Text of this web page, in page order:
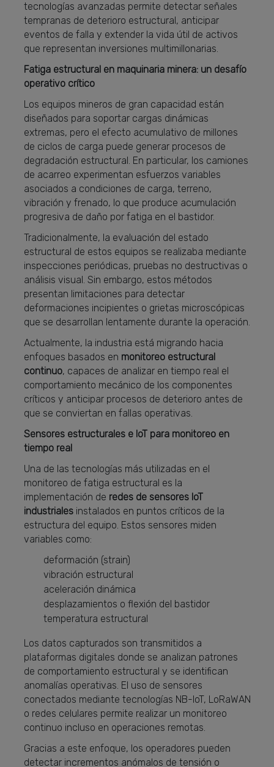
tecnologías avanzadas permite detectar señales
tempranas de deterioro estructural, anticipar
eventos de falla y extender la vida útil de activos
que representan inversiones multimillonarias.
Fatiga estructural en maquinaria minera: un desafío
operativo crítico
Los equipos mineros de gran capacidad están
diseñados para soportar cargas dinámicas
extremas, pero el efecto acumulativo de millones
de ciclos de carga puede generar procesos de
degradación estructural. En particular, los camiones
de acarreo experimentan esfuerzos variables
asociados a condiciones de carga, terreno,
vibración y frenado, lo que produce acumulación
progresiva de daño por fatiga en el bastidor.
Tradicionalmente, la evaluación del estado
estructural de estos equipos se realizaba mediante
inspecciones periódicas, pruebas no destructivas o
análisis visual. Sin embargo, estos métodos
presentan limitaciones para detectar
deformaciones incipientes o grietas microscópicas
que se desarrollan lentamente durante la operación.
Actualmente, la industria está migrando hacia
enfoques basados en monitoreo estructural
continuo, capaces de analizar en tiempo real el
comportamiento mecánico de los componentes
críticos y anticipar procesos de deterioro antes de
que se conviertan en fallas operativas.
Sensores estructurales e IoT para monitoreo en
tiempo real
Una de las tecnologías más utilizadas en el
monitoreo de fatiga estructural es la
implementación de redes de sensores IoT
industriales instalados en puntos críticos de la
estructura del equipo. Estos sensores miden
variables como:
deformación (strain)
vibración estructural
aceleración dinámica
desplazamientos o flexión del bastidor
temperatura estructural
Los datos capturados son transmitidos a
plataformas digitales donde se analizan patrones
de comportamiento estructural y se identifican
anomalías operativas. El uso de sensores
conectados mediante tecnologías NB-IoT, LoRaWAN
o redes celulares permite realizar un monitoreo
continuo incluso en operaciones remotas.
Gracias a este enfoque, los operadores pueden
detectar incrementos anómalos de tensión o